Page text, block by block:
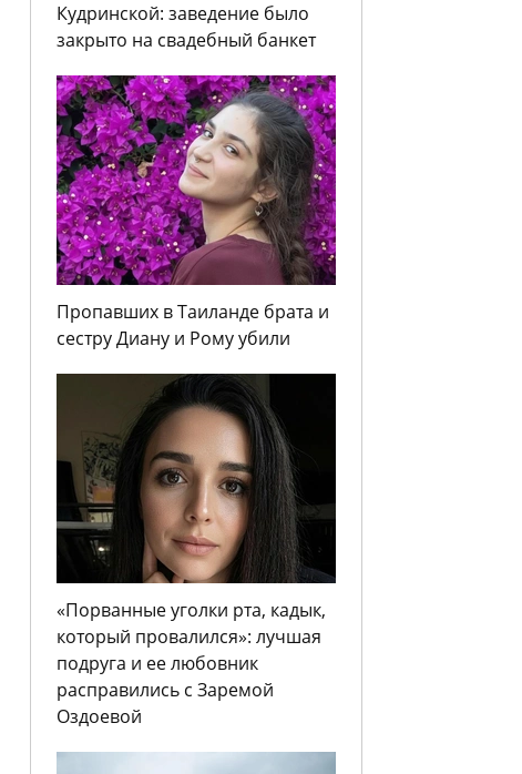
Кудринской: заведение было
закрыто на свадебный банкет
Пропавших в Таиланде брата и
сестру Диану и Рому убили
«Порванные уголки рта, кадык,
который провалился»: лучшая
подруга и ее любовник
расправились с Заремой
Оздоевой